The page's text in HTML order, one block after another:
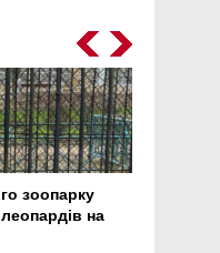
зоопарку
на